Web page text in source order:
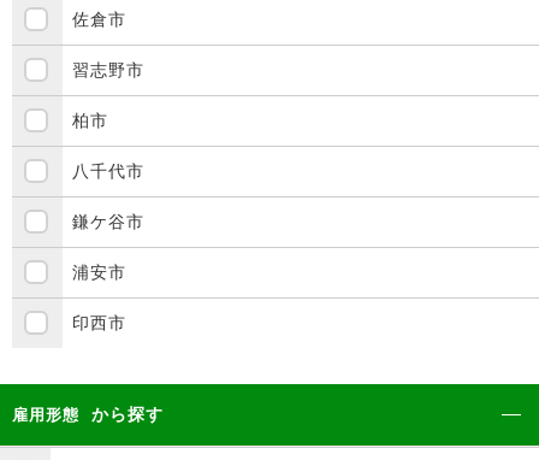
佐倉市
習志野市
柏市
八千代市
鎌ケ谷市
浦安市
印西市
雇用形態 から探す